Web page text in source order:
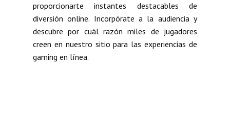
proporcionarte instantes destacables de
diversión online. Incorpórate a la audiencia y
descubre por cuál razón miles de jugadores
creen en nuestro sitio para las experiencias de
gaming en línea.